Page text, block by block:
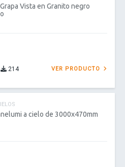
Vista en Granito negro
214 VER PRODUCTO
a cielo de 3000x470mm